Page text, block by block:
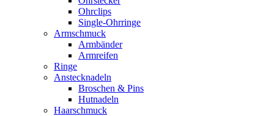
Ohrclips
Single-Ohrringe
Armschmuck
Armbänder
Armreifen
Ringe
Anstecknadeln
Broschen & Pins
Hutnadeln
Haarschmuck